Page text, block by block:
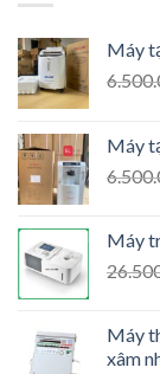
Máy
Máy
Máy
Máy
xâm